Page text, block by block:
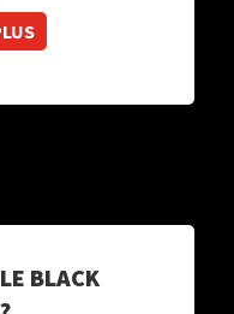
BLACK